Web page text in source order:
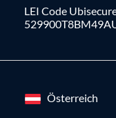
LEI Code
Österreich